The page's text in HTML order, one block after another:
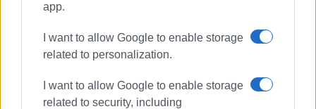
app.
I want to allow Google to enable storage
related to personalization.
I want to allow Google to enable storage
related to security, including